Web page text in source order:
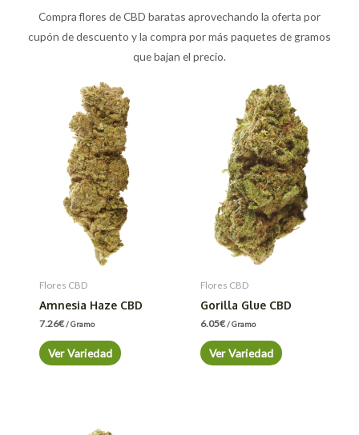
Compra flores de CBD baratas aprovechando la oferta por
cupón de descuento y la compra por más paquetes de gramos
que bajan el precio.
Flores CBD
Amnesia Haze CBD
7.26€/ Gramo
Ver Variedad
Flores CBD
Gorilla Glue CBD
6.05€/ Gramo
Ver Variedad